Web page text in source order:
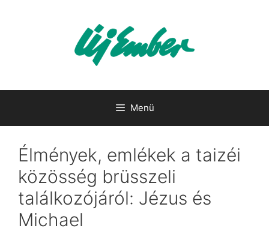
Menü
Élmények, emlékek a taizéi
közösség brüsszeli
találkozójáról: Jézus és
Michael